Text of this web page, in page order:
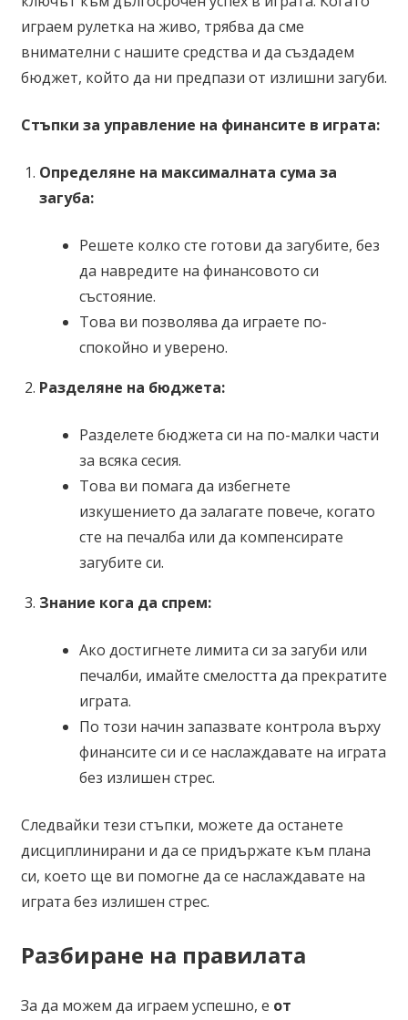
играем рулетка на живо, трябва да сме
внимателни с нашите средства и да създадем
бюджет, който да ни предпази от излишни загуби.
Стъпки за управление на финансите в играта:
Определяне на максималната сума за
загуба:
Решете колко сте готови да загубите, без
да навредите на финансовото си
състояние.
Това ви позволява да играете по-
спокойно и уверено.
Разделяне на бюджета:
Разделете бюджета си на по-малки части
за всяка сесия.
Това ви помага да избегнете
изкушението да залагате повече, когато
сте на печалба или да компенсирате
загубите си.
Знание кога да спрем:
Ако достигнете лимита си за загуби или
печалби, имайте смелостта да прекратите
играта.
По този начин запазвате контрола върху
финансите си и се наслаждавате на играта
без излишен стрес.
Следвайки тези стъпки, можете да останете
дисциплинирани и да се придържате към плана
си, което ще ви помогне да се наслаждавате на
играта без излишен стрес.
Разбиране на правилата
За да можем да играем успешно, е от